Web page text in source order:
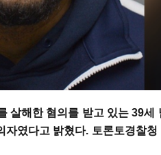
살해한 혐의를 받고 있는 39세
자였다고 밝혔다. 토론토경찰청